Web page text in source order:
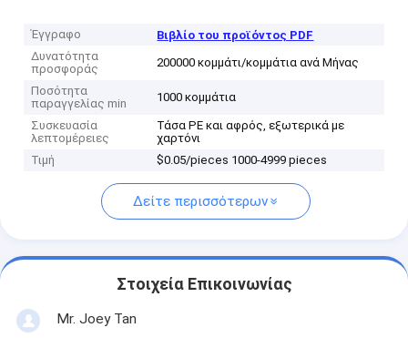
Έγγραφο
Βιβλίο του προϊόντος PDF
Δυνατότητα
προσφοράς
200000 κομμάτι/κομμάτια ανά Μήνας
Ποσότητα
παραγγελίας min
1000 κομμάτια
Συσκευασία
λεπτομέρειες
Τάσα PE και αφρός, εξωτερικά με
χαρτόνι
Τιμή
$0.05/pieces 1000-4999 pieces
Δείτε περισσότερων
Στοιχεία Επικοινωνίας
Mr. Joey Tan